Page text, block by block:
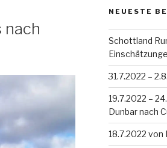
nach
NEUESTE
Schottland
31.7.2022 –
19.7.2022 –
Dunbar nach
18.7.2022 von